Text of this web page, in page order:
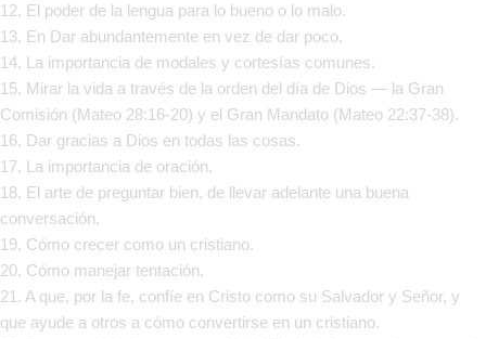
12. El poder de la lengua para lo bueno o lo malo.
13. En Dar abundantemente en vez de dar poco.
14. La importancia de modales y cortesías comunes.
15. Mirar la vida a través de la orden del día de Dios — la Gran
Comisión (Mateo 28:16-20) y el Gran Mandato (Mateo 22:37-38).
16. Dar gracias a Dios en todas las cosas.
17. La importancia de oración.
18. El arte de preguntar bien, de llevar adelante una buena
conversación.
19. Cómo crecer como un cristiano.
20. Cómo manejar tentación.
21. A que, por la fe, confíe en Cristo como su Salvador y Señor, y
que ayude a otros a cómo convertirse en un cristiano.